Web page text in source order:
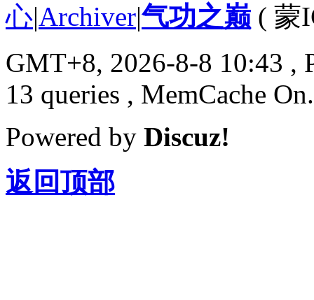
心|Archiver|气功之巅 ( 蒙
GMT+8, 2026-8-8 10:43 ,
13 queries , MemCache On.
Powered by Discuz!
返回顶部